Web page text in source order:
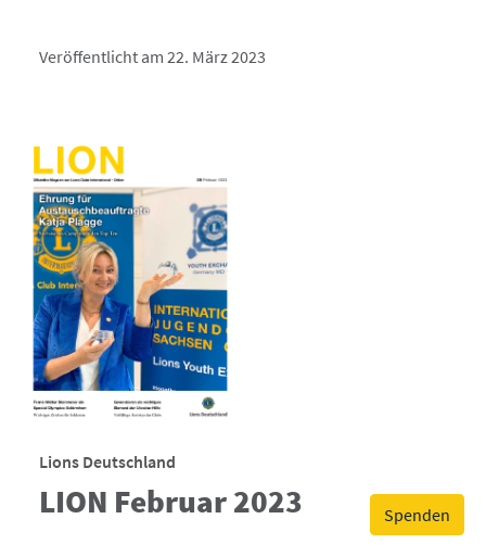
Spenden
Veröffentlicht am 22. März 2023
Lions Deutschland
LION Februar 2023